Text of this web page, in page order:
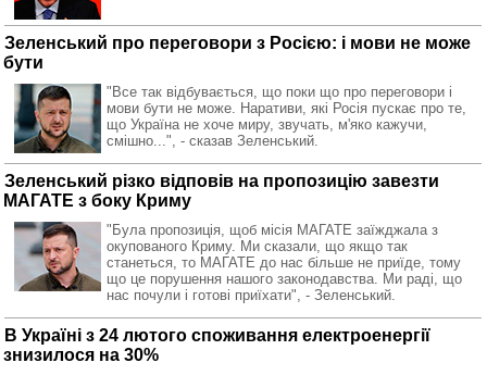
Зеленський про переговори з Росією: і мови не може
бути
"Все так відбувається, що поки що про переговори і
мови бути не може. Наративи, які Росія пускає про те,
що Україна не хоче миру, звучать, м'яко кажучи,
смішно...", - сказав Зеленський.
Зеленський різко відповів на пропозицію завезти
МАГАТЕ з боку Криму
"Була пропозиція, щоб місія МАГАТЕ заїжджала з
окупованого Криму. Ми сказали, що якщо так
станеться, то МАГАТЕ до нас більше не приїде, тому
що це порушення нашого законодавства. Ми раді, що
нас почули і готові приїхати", - Зеленський.
В Україні з 24 лютого споживання електроенергії
знизилося на 30%